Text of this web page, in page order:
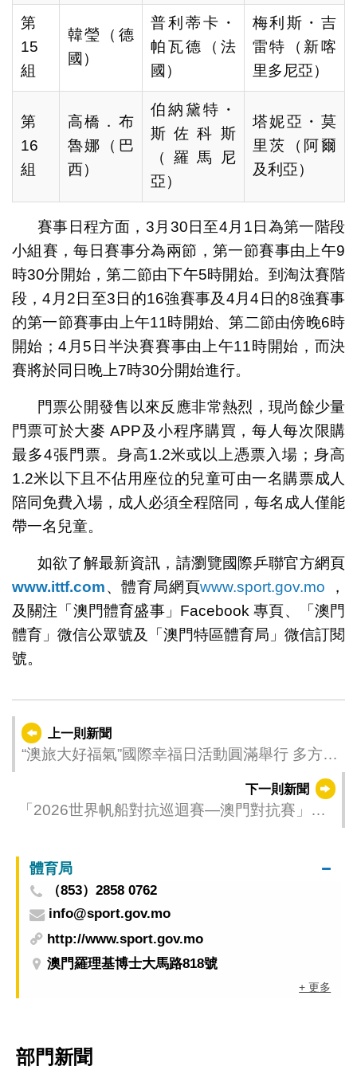
第
15
組
韓瑩（德
國）
普利蒂卡・
帕瓦德（法
國）
梅利斯・吉
雷特（新喀
里多尼亞）
第
16
組
高橋．布
魯娜（巴
西）
伯納黛特・
斯佐科斯
（羅馬尼
亞）
塔妮亞・莫
里茨（阿爾
及利亞）
賽事日程方面，3月30日至4月1日為第一階段
小組賽，每日賽事分為兩節，第一節賽事由上午9
時30分開始，第二節由下午5時開始。到淘汰賽階
段，4月2日至3日的16強賽事及4月4日的8強賽事
的第一節賽事由上午11時開始、第二節由傍晚6時
開始；4月5日半決賽賽事由上午11時開始，而決
賽將於同日晚上7時30分開始進行。
門票公開發售以來反應非常熱烈，現尚餘少量
門票可於大麥 APP及小程序購買，每人每次限購
最多4張門票。身高1.2米或以上憑票入場；身高
1.2米以下且不佔用座位的兒童可由一名購票成人
陪同免費入場，成人必須全程陪同，每名成人僅能
帶一名兒童。
如欲了解最新資訊，請瀏覽國際乒聯官方網頁
www.ittf.com、體育局網頁www.sport.gov.mo ，
及關注「澳門體育盛事」Facebook 專頁、「澳門
體育」微信公眾號及「澳門特區體育局」微信訂閱
號。
上一則新聞
“澳旅大好福氣”國際幸福日活動圓滿舉行 多方協
下一則新聞
「2026世界帆船對抗巡迴賽—澳門對抗賽」丹
體育局
（853）2858 0762
info@sport.gov.mo
http://www.sport.gov.mo
澳門羅理基博士大馬路818號
+ 更多
部門新聞